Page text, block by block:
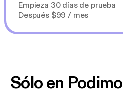
Empieza 30 días de prueba
Después $99 / mes
Sólo en Podimo